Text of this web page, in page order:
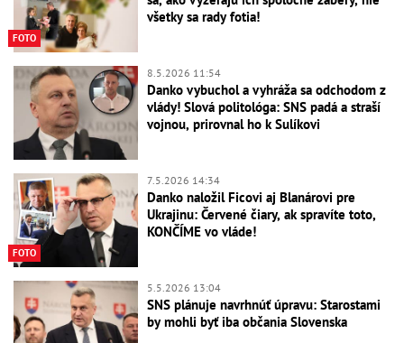
FOTO
všetky sa rady fotia!
8.5.2026 11:54
Danko vybuchol a vyhráža sa odchodom z
vlády! Slová politológa: SNS padá a straší
vojnou, prirovnal ho k Sulíkovi
FOTO
7.5.2026 14:34
Danko naložil Ficovi aj Blanárovi pre
Ukrajinu: Červené čiary, ak spravíte toto,
KONČÍME vo vláde!
5.5.2026 13:04
SNS plánuje navrhnúť úpravu: Starostami
by mohli byť iba občania Slovenska